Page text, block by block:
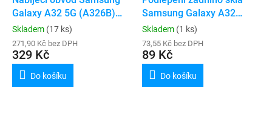
Galaxy A32 5G (A326B)
(Service Pack)
Skladem (17 ks)
271,90 Kč bez DPH
329 Kč
Do košíku
Samsung Galaxy A32
(A326B)
Skladem (1 ks)
73,55 Kč bez DPH
89 Kč
Do košíku